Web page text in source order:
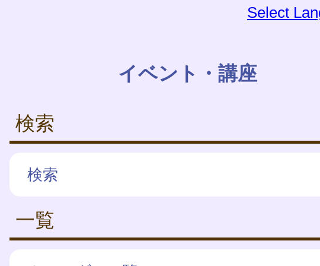
Select
イベント・講座
検索
検索
一覧